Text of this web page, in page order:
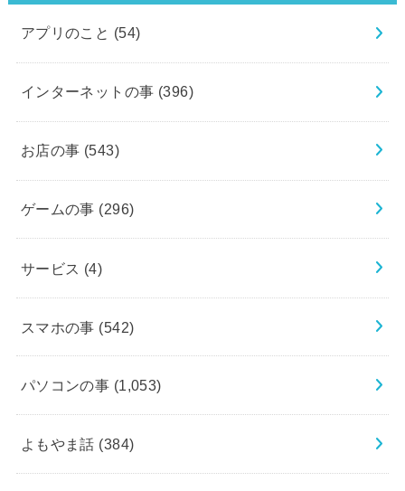
アプリのこと (54)
インターネットの事 (396)
お店の事 (543)
ゲームの事 (296)
サービス (4)
スマホの事 (542)
パソコンの事 (1,053)
よもやま話 (384)